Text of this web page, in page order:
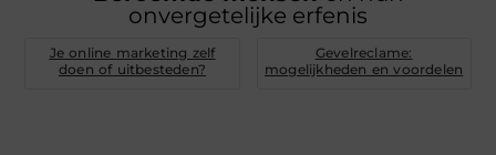
onvergetelijke erfenis
Je online marketing zelf
doen of uitbesteden?
Gevelreclame:
mogelijkheden en voordelen